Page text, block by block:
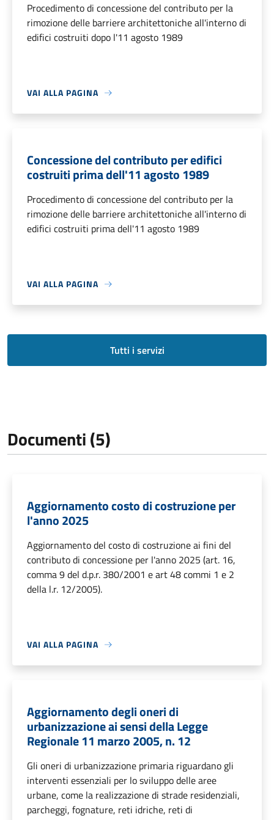
Procedimento di concessione del contributo per la
rimozione delle barriere architettoniche all'interno di
edifici costruiti dopo l'11 agosto 1989
VAI ALLA PAGINA
Concessione del contributo per edifici
costruiti prima dell'11 agosto 1989
Procedimento di concessione del contributo per la
rimozione delle barriere architettoniche all'interno di
edifici costruiti prima dell'11 agosto 1989
VAI ALLA PAGINA
Tutti i servizi
Documenti (5)
Aggiornamento costo di costruzione per
l'anno 2025
Aggiornamento del costo di costruzione ai fini del
contributo di concessione per l'anno 2025 (art. 16,
comma 9 del d.p.r. 380/2001 e art 48 commi 1 e 2
della l.r. 12/2005).
VAI ALLA PAGINA
Aggiornamento degli oneri di
urbanizzazione ai sensi della Legge
Regionale 11 marzo 2005, n. 12
Gli oneri di urbanizzazione primaria riguardano gli
interventi essenziali per lo sviluppo delle aree
urbane, come la realizzazione di strade residenziali,
parcheggi, fognature, reti idriche, reti di